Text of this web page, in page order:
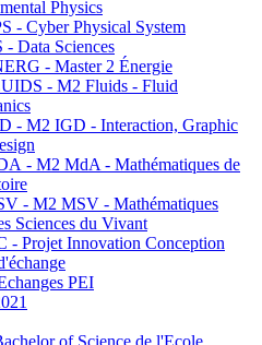
Physics
- Cyber Physical System
- Data Sciences
- Master 2 Énergie
- M2 Fluids - Fluid
- M2 IGD - Interaction, Graphic
- M2 MdA - Mathématiques de
- M2 MSV - Mathématiques
Sciences du Vivant
- Projet Innovation Conception
PEI
of Science de l'Ecole